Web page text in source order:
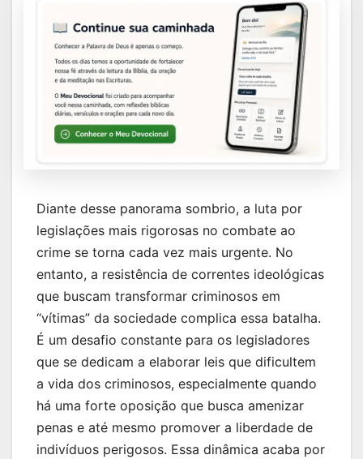
Diante desse panorama sombrio, a luta por
legislações mais rigorosas no combate ao
crime se torna cada vez mais urgente. No
entanto, a resistência de correntes ideológicas
que buscam transformar criminosos em
“vítimas” da sociedade complica essa batalha.
É um desafio constante para os legisladores
que se dedicam a elaborar leis que dificultem
a vida dos criminosos, especialmente quando
há uma forte oposição que busca amenizar
penas e até mesmo promover a liberdade de
indivíduos perigosos. Essa dinâmica acaba por